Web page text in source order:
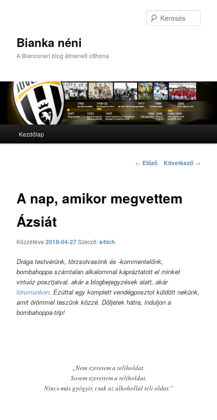
Bianka néni
A Bianconeri blog átmeneti otthona
Tovább az elsődleges tartalomra
Tovább a másodlagos tartalomra
Kezdőlap
Bejegyzés navigáció
← Előző Következő →
A nap, amikor megvettem
Ázsiát
Közzétéve2019-04-27Szerző:s4tch
Drága testvérünk, törzsolvasónk és -kommentelőnk,
bombahoppa számtalan alkalommal kápráztatott el minket
virtuóz posztjaival, akár a blogbejegyzések alatt, akár
fórumunkon. Ezúttal egy komplett vendégposztot küldött nekünk,
amit örömmel teszünk közzé. Dőljetek hátra, induljon a
bombahoppa-trip!
„Nem szeretem a teliholdat.
Sosem szerettem a teliholdat.
Nincs más gyógyír, csak az alkohollal teli oldat.”